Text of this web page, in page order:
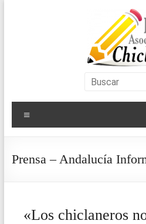
Asociación
IBI
Chiclana
Prensa – Andalucía
«Los chiclaneros